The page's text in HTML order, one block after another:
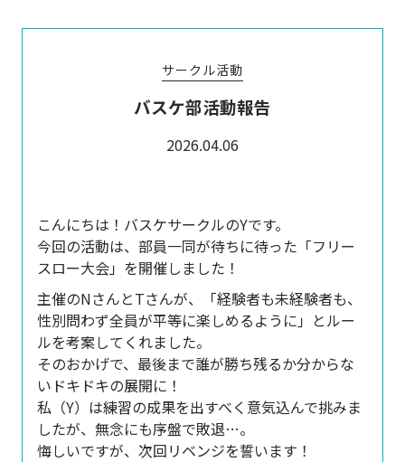
サークル活動
バスケ部活動報告
2026.04.06
こんにちは！バスケサークルのYです。
今回の活動は、部員一同が待ちに待った「フリー
スロー大会」を開催しました！
主催のNさんとTさんが、「経験者も未経験者も、
性別問わず全員が平等に楽しめるように」とルー
ルを考案してくれました。
そのおかげで、最後まで誰が勝ち残るか分からな
いドキドキの展開に！
私（Y）は練習の成果を出すべく意気込んで挑みま
したが、無念にも序盤で敗退…。
悔しいですが、次回リベンジを誓います！